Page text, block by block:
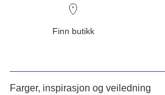
Finn butikk
Farger, inspirasjon og veiledning